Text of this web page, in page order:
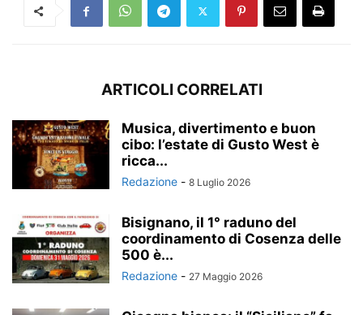
ARTICOLI CORRELATI
Musica, divertimento e buon
cibo: l’estate di Gusto West è
ricca...
Redazione - 8 Luglio 2026
Bisignano, il 1° raduno del
coordinamento di Cosenza delle
500 è...
Redazione - 27 Maggio 2026